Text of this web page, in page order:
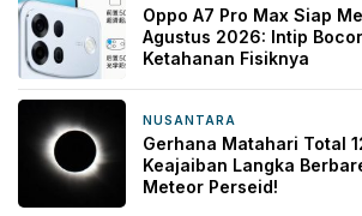
Oppo A7 Pro Max Siap
Agustus 2026: Intip
Ketahanan Fisiknya
NUSANTARA
Gerhana Matahari Total
Keajaiban Langka
Meteor Perseid!